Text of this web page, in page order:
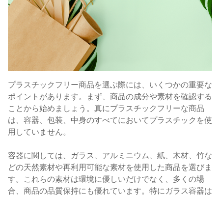
プラスチックフリー商品を選ぶ際には、いくつかの重要な
ポイントがあります。まず、商品の成分や素材を確認する
ことから始めましょう。真にプラスチックフリーな商品
は、容器、包装、中身のすべてにおいてプラスチックを使
用していません。
容器に関しては、ガラス、アルミニウム、紙、木材、竹な
どの天然素材や再利用可能な素材を使用した商品を選びま
す。これらの素材は環境に優しいだけでなく、多くの場
合、商品の品質保持にも優れています。特にガラス容器は